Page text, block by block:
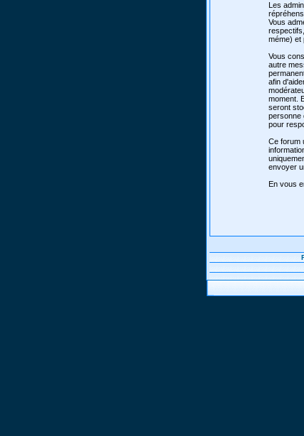
Les
Vous
méme) et
Vous
autre
afin
moment.
seront
personne
pour
Ce forum
envoyer
En vous